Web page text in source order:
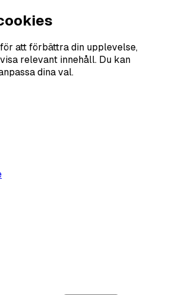
att förbättra din upplevelse,
relevant innehåll. Du kan
dina val.